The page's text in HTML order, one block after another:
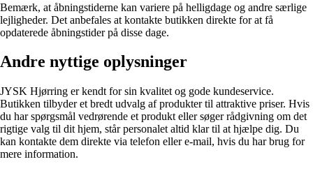
Bemærk, at åbningstiderne kan variere på helligdage og andre særlige
lejligheder. Det anbefales at kontakte butikken direkte for at få
opdaterede åbningstider på disse dage.
Andre nyttige oplysninger
JYSK Hjørring er kendt for sin kvalitet og gode kundeservice.
Butikken tilbyder et bredt udvalg af produkter til attraktive priser. Hvis
du har spørgsmål vedrørende et produkt eller søger rådgivning om det
rigtige valg til dit hjem, står personalet altid klar til at hjælpe dig. Du
kan kontakte dem direkte via telefon eller e-mail, hvis du har brug for
mere information.